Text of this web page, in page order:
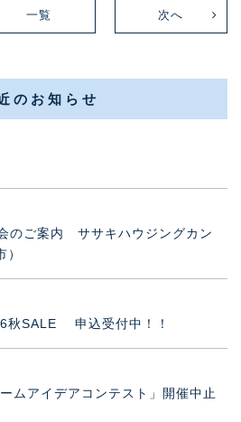
次へ
一覧
のお知らせ
のご案内 ササキハウジングカン
SALE 申込受付中！！
ムアイデアコンテスト」開催中止